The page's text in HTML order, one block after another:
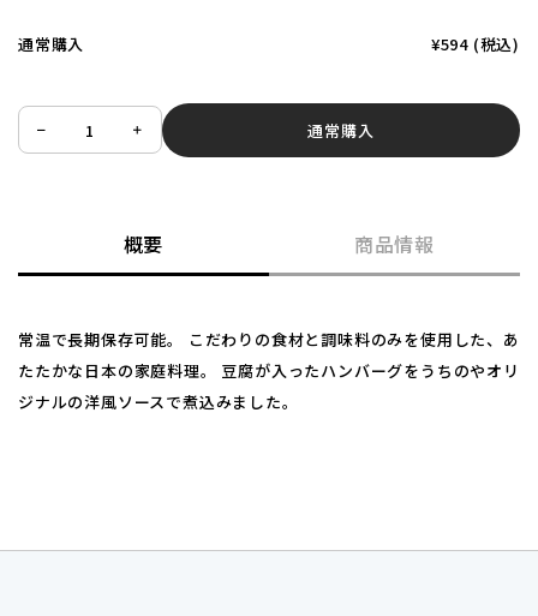
通常購入 ¥594 (税込)
通常購入
概要 商品情報
常温で長期保存可能。 こだわりの食材と調味料のみを使用した、あ
たたかな日本の家庭料理。 豆腐が入ったハンバーグをうちのやオリ
ジナルの洋風ソースで煮込みました。